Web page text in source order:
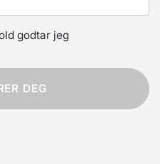
godtar jeg
DEG